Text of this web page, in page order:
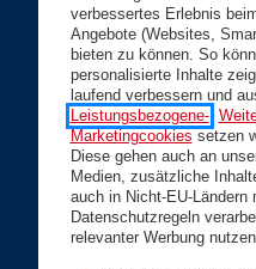
verbessertes Erlebnis
Angebote (Websites,
bieten zu können. So
personalisierte Inhalte
laufend verbessern und
Leistungsbezogene-,
Marketingcookies setzen
Diese gehen auch an
Medien, zusätzliche
auch in Nicht-EU-Ländern
Datenschutzregeln
relevanter Werbung